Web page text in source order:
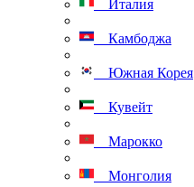
Италия
Камбоджа
Южная Корея
Кувейт
Марокко
Монголия